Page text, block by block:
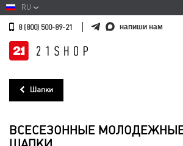
RU
8 (800) 500-89-21 напиши нам
Шапки
ВСЕСЕЗОННЫЕ